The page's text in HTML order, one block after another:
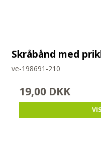
Skråbånd med
ve-198691-210
19,00 DKK